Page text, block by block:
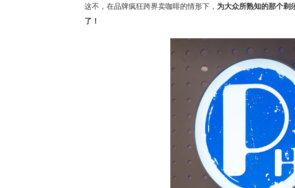
这不，在品牌疯狂跨界卖咖啡的情形下， 为大众所熟知的那个剃
了！